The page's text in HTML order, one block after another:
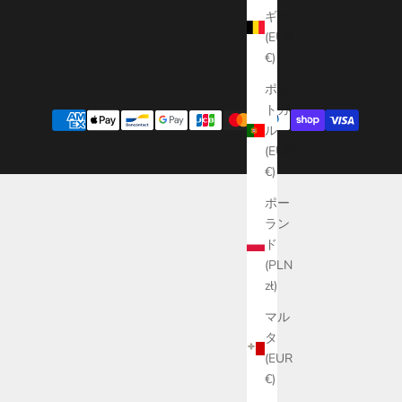
ギー
(EUR
€)
ポル
トガ
ル
(EUR
€)
ポー
ラン
ド
(PLN
zł)
マル
タ
(EUR
€)